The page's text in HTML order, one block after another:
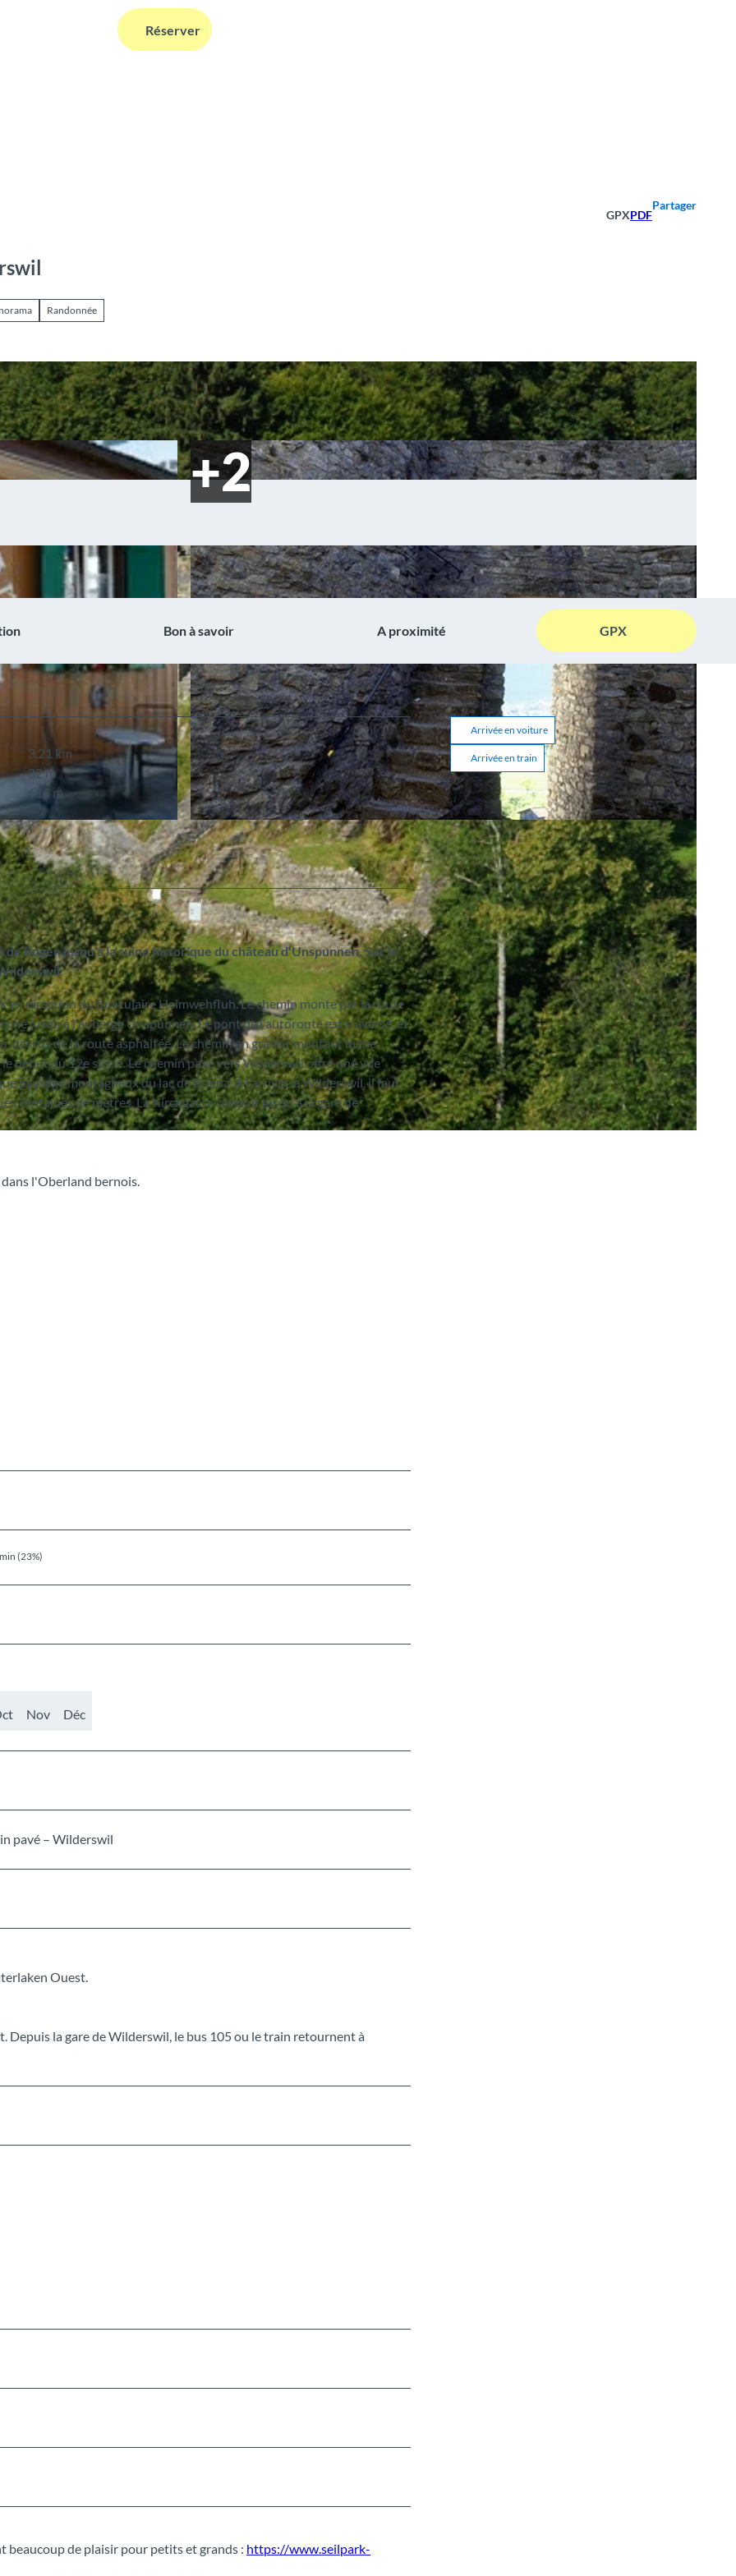
RechercheRéserver
GPXPDF
Partager
Randonnée
© Interlaken Tourismus, Interlaken Tourismus
Bon à savoir A proximité GPX
3,21 km
32 m
615 m
Rugen jusqu'à la ruine historique du château d'Unspunnen. Sur le
en direction du funiculaire Heimwehfluh. Le chemin monte par la route
jusqu'à l'auberge Unspunnen. Le pont de l'autoroute est traversé, et
dessus de la route asphaltée. Le chemin en gravier montant mène
début du 12e siècle. Le chemin pavé vers Wilderswil offre une vue
paysage montagneux du lac de Brienz. À l'arrivée à Wilderswil, il faut
centaines de mètres. La Kirchgasse conduit jusqu'à la gare de
dans l'Oberland bernois.
(23%)
Nov Déc
pavé – Wilderswil
Ouest.
Depuis la gare de Wilderswil, le bus 105 ou le train retournent à
beaucoup de plaisir pour petits et grands : https://www.seilpark-
Arrivée en voiture
Arrivée en train